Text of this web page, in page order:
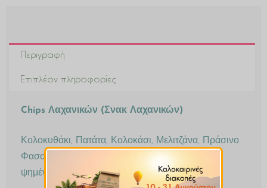
Περιγραφή
Επιπλέον πληροφορίες
Chips Λαχανικών (Σνακ Λαχανικών)
Κολοκυθάκι, Πατάτα, Κολοκάσι, Μελιτζάνα, Πράσινο
Φασολάκι, Καρότο, αποξηραμένα και ελαφρά
ψημένα, σε λεπτές φέτες και μπαστουνάκια.